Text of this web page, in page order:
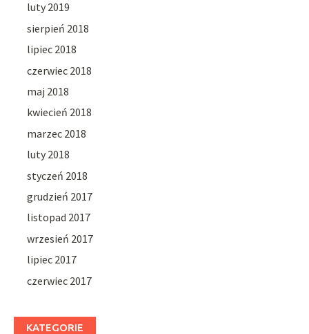
luty 2019
sierpień 2018
lipiec 2018
czerwiec 2018
maj 2018
kwiecień 2018
marzec 2018
luty 2018
styczeń 2018
grudzień 2017
listopad 2017
wrzesień 2017
lipiec 2017
czerwiec 2017
KATEGORIE